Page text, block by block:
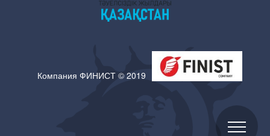
Компания ФИНИСТ © 2019